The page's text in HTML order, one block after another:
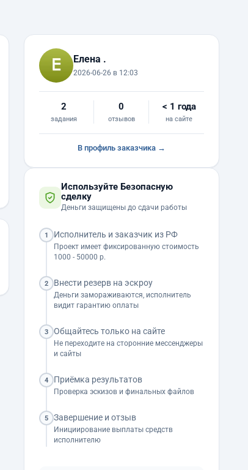
Елена .
2026-06-26 в 12:03
2
задания
0
отзывов
< 1 года
на сайте
В профиль заказчика →
Используйте Безопасную
сделку
Деньги защищены до сдачи работы
1 Исполнитель и заказчик из РФ
Проект имеет фиксированную стоимость
1000 - 50000 р.
2 Внести резерв на эскроу
Деньги замораживаются, исполнитель
видит гарантию оплаты
3 Общайтесь только на сайте
Не переходите на сторонние мессенджеры
и сайты
4 Приёмка результатов
Проверка эскизов и финальных файлов
5 Завершение и отзыв
Инициирование выплаты средств
исполнителю